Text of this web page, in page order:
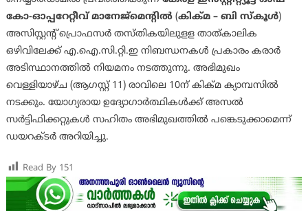
കോ-ഓപ്പറേറ്റീവ് മാനേജ്മെന്റില്‍(കിക്മ – ബി സ്‌കൂള്‍)
അസിസ്റ്റന്റ് പ്രൊഫസര്‍ തസ്തികയിലുളള താത്കാലിക
ഒഴിവിലേക്ക് എ.ഐ.സി.റ്റി.ഇ നിബന്ധനകള്‍ പ്രകാരം കരാര്‍
അടിസ്ഥാനത്തില്‍ നിയമനം നടത്തുന്നു. അഭിമുഖം
വെള്ളിയാഴ്ച (ആഗസ്റ്റ് 11) രാവിലെ 10ന് കിക്മ ക്യാമ്പസില്‍
നടക്കും. യോഗ്യരായ ഉദ്യോഗാര്‍ത്ഥികള്‍ക്ക് അസല്‍
സര്‍ട്ടിഫിക്കറ്റുകള്‍ സഹിതം അഭിമുഖത്തില്‍ പങ്കെടുക്കാമെന്ന്
ഡയറക്ടര്‍ അറിയിച്ചു.
Read By 151